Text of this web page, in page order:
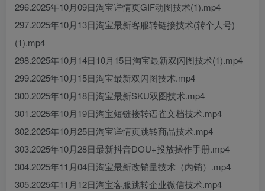
296.2025年10月09日淘宝详情页GIF动图技术(1).mp4
297.2025年10月13日淘宝最新客服转链接技术(转个人号)
(1).mp4
298.2025年10月14日10月15日淘宝最新双闪图技术(1).mp4
299.2025年10月15日淘宝最新双闪图技术.mp4
300.2025年10月18日淘宝最新SKU双图技术.mp4
301.2025年10月19日淘宝短链接转语雀文档技术.mp4
302.2025年10月25日淘宝详情页跳转商品技术.mp4
303.2025年10月28日最新抖音DOU+投放操作手册.mp4
304.2025年11月04日淘宝最新改销量技术（内销）.mp4
305.2025年11月12日淘宝客服跳转企业微信技术.mp4